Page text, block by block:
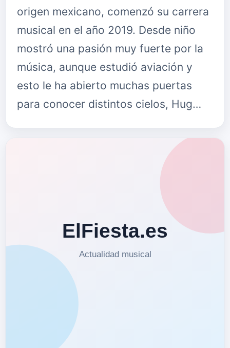
origen mexicano, comenzó su carrera
musical en el año 2019. Desde niño
mostró una pasión muy fuerte por la
música, aunque estudió aviación y
esto le ha abierto muchas puertas
para conocer distintos cielos, Hug…